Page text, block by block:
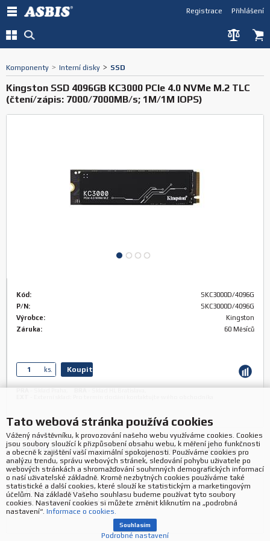
Přihlášení
Registrace
Komponenty > Interní disky > SSD
Kingston SSD 4096GB KC3000 PCIe 4.0 NVMe M.2 TLC
(čtení/zápis: 7000/7000MB/s; 1M/1M IOPS)
Kód:
SKC3000D/4096G
P/N:
SKC3000D/4096G
Výrobce:
Kingston
Záruka:
60 Měsíců
ks. Koupit
Podrobnosti o produktu Zařazení produktu Parametry
GPSR
Stránky o produktu:
https://www.kingston.com/en/ssd
Tato webová stránka používá cookies
Vážený návštěvníku, k provozování našeho webu využíváme cookies. Cookies
jsou soubory sloužící k přizpůsobení obsahu webu, k měření jeho funkčnosti
a obecně k zajištění vaší maximální spokojenosti. Používáme cookies pro
analýzu trendu, správu webových stránek, sledování pohybu uživatele po
webových stránkách a shromažďování souhrnných demografických informací
o naší uživatelské základně. Kromě nezbytných cookies používáme také
statistické a další cookies, které slouží ke statistickým a marketingovým
účelům. Na základě Vašeho souhlasu budeme používat tyto soubory
cookies. Nastavení cookies si můžete změnit kliknutím na „podrobná
nastavení“. Informace o cookies.
Podrobné nastavení
Souhlasím